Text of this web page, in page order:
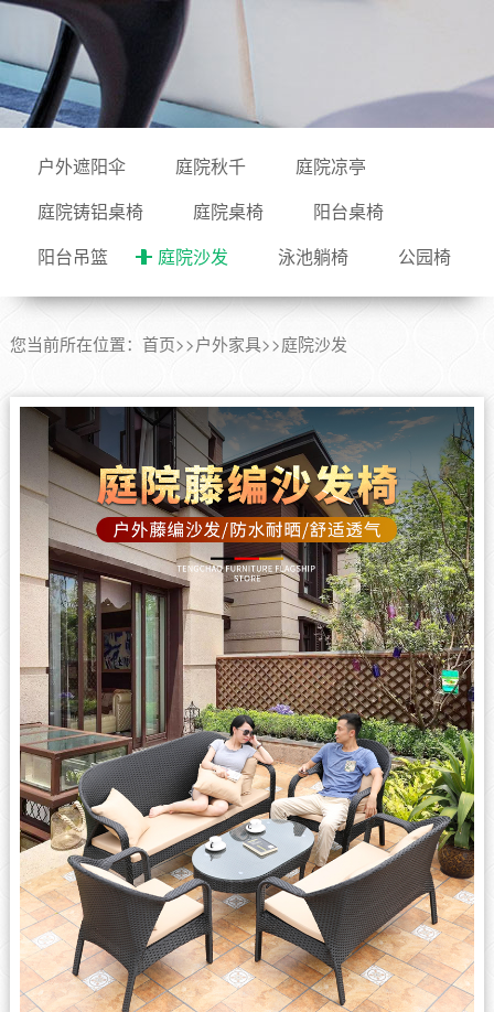
户外遮阳伞 庭院秋千
庭院凉亭
庭院铸铝桌椅
庭院桌椅
阳台桌椅
阳台吊篮
庭院沙发 泳池躺椅 公园椅
您当前所在位置： 首页>>户外家具>>庭院沙发